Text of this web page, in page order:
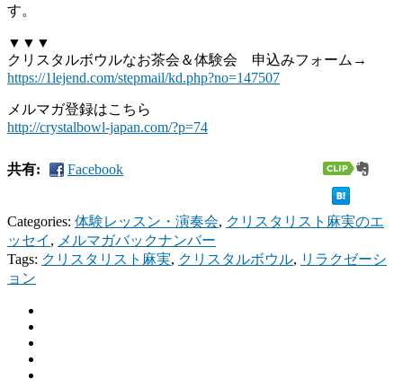
す。
▼▼▼
クリスタルボウルなお茶会＆体験会 申込みフォーム→
https://1lejend.com/stepmail/kd.php?no=147507
メルマガ登録はこちら
http://crystalbowl-japan.com/?p=74
共有: Facebook
Categories: 体験レッスン・演奏会, クリスタリスト麻実のエ
ッセイ , メルマガバックナンバー
Tags: クリスタリスト麻実, クリスタルボウル, リラクゼーシ
ョン